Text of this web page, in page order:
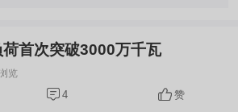
首次突破3000万千瓦
览
4 赞